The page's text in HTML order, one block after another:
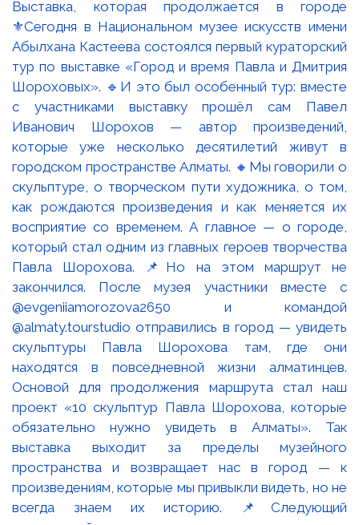
Выставка, которая продолжается в городе
⚜️Сегодня в Национальном музее искусств имени
Абылхана Кастеева состоялся первый кураторский
тур по выставке «Город и время Павла и Дмитрия
Шороховых». 🔹И это был особенный тур: вместе
с участниками выставку прошёл сам Павел
Иванович Шорохов — автор произведений,
которые уже несколько десятилетий живут в
городском пространстве Алматы. 🔸Мы говорили о
скульптуре, о творческом пути художника, о том,
как рождаются произведения и как меняется их
восприятие со временем. А главное — о городе,
который стал одним из главных героев творчества
Павла Шорохова. 📌Но на этом маршрут не
закончился. После музея участники вместе с
@evgeniiamorozova2650 и командой
@almaty.tourstudio отправились в город — увидеть
скульптуры Павла Шорохова там, где они
находятся в повседневной жизни алматинцев.
Основой для продолжения маршрута стал наш
проект «10 скульптур Павла Шорохова, которые
обязательно нужно увидеть в Алматы». Так
выставка выходит за пределы музейного
пространства и возвращает нас в город — к
произведениям, которые мы привыкли видеть, но не
всегда знаем их историю. 📌Следующий